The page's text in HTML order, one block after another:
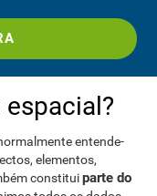
espacial?
entende-
elementos,
constituiparte do